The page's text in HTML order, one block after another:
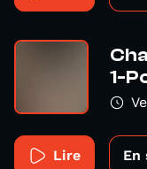
1-
Lire En